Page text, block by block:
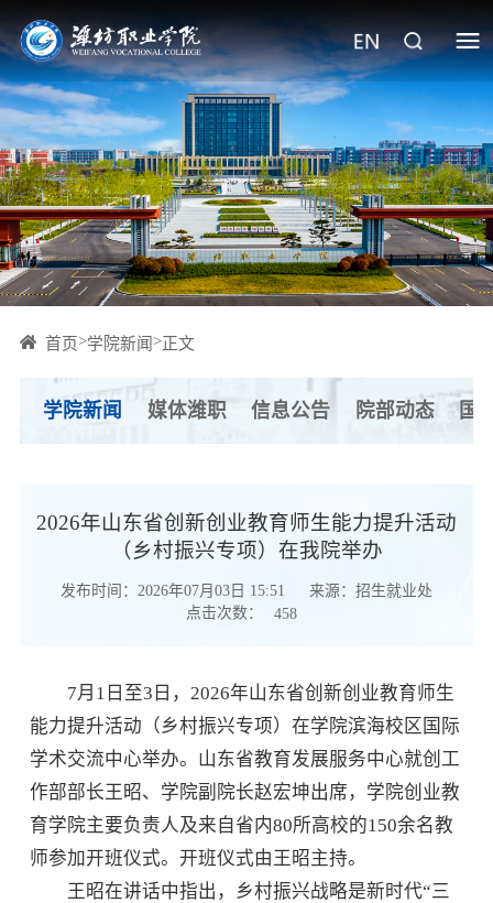
学院新闻 媒体潍职 信息公告 院部动态 国
首页>学院新闻>正文
2026年山东省创新创业教育师生能力提升活动
（乡村振兴专项）在我院举办
发布时间：2026年07月03日 15:51
来源：招生就业处
点击次数：
458
7月1日至3日，2026年山东省创新创业教育师生
能力提升活动（乡村振兴专项）在学院滨海校区国际
学术交流中心举办。山东省教育发展服务中心就创工
作部部长王昭、学院副院长赵宏坤出席，学院创业教
育学院主要负责人及来自省内80所高校的150余名教
师参加开班仪式。开班仪式由王昭主持。
王昭在讲话中指出，乡村振兴战略是新时代“三